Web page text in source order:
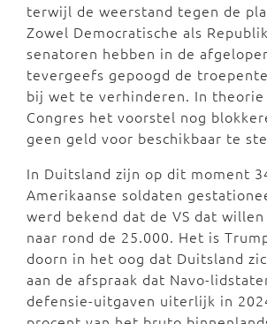
terwijl de weerstand tegen de
Zowel Democratische als
senatoren hebben in de
tevergeefs gepoogd de
bij wet te verhinderen. In theorie
Congres het voorstel nog
geen geld voor beschikbaar te
In Duitsland zijn op dit moment
Amerikaanse soldaten
werd bekend dat de VS dat
naar rond de 25.000. Het is
doorn in het oog dat Duitsland
aan de afspraak dat Navo-
defensie-uitgaven uiterlijk in